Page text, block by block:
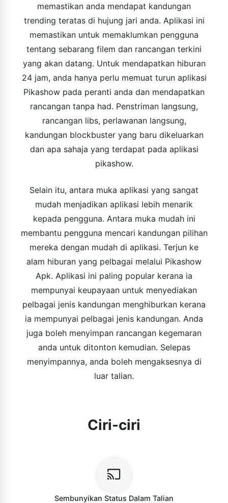
memastikan anda mendapat kandungan
trending teratas di hujung jari anda. Aplikasi ini
memastikan untuk memaklumkan pengguna
tentang sebarang filem dan rancangan terkini
yang akan datang. Untuk mendapatkan hiburan
24 jam, anda hanya perlu memuat turun aplikasi
Pikashow pada peranti anda dan mendapatkan
rancangan tanpa had. Penstriman langsung,
rancangan libs, perlawanan langsung,
kandungan blockbuster yang baru dikeluarkan
dan apa sahaja yang terdapat pada aplikasi
pikashow.
Selain itu, antara muka aplikasi yang sangat
mudah menjadikan aplikasi lebih menarik
kepada pengguna. Antara muka mudah ini
membantu pengguna mencari kandungan pilihan
mereka dengan mudah di aplikasi. Terjun ke
alam hiburan yang pelbagai melalui Pikashow
Apk. Aplikasi ini paling popular kerana ia
mempunyai keupayaan untuk menyediakan
pelbagai jenis kandungan menghiburkan kerana
ia mempunyai pelbagai jenis kandungan. Anda
juga boleh menyimpan rancangan kegemaran
anda untuk ditonton kemudian. Selepas
menyimpannya, anda boleh mengaksesnya di
luar talian.
Ciri-ciri
Sembunyikan Status Dalam Talian